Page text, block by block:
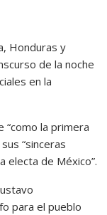
Honduras y
de la noche
en la
“como la primera
“sinceras
electa de México”.
para el pueblo